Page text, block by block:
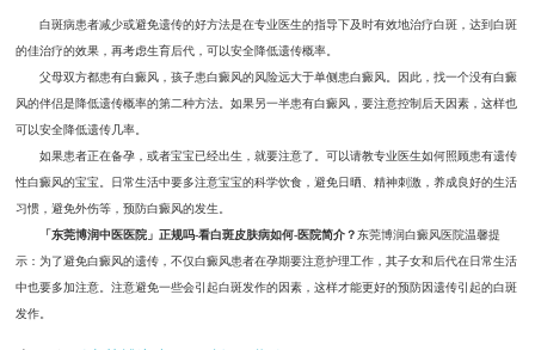
白斑病患者减少或避免遗传的好方法是在专业医生的指导下及时有效地治疗白斑，达到白斑
的佳治疗的效果，再考虑生育后代，可以安全降低遗传概率。
父母双方都患有白癜风，孩子患白癜风的风险远大于单侧患白癜风。因此，找一个没有白癜
风的伴侣是降低遗传概率的第二种方法。如果另一半患有白癜风，要注意控制后天因素，这样也
可以安全降低遗传几率。
如果患者正在备孕，或者宝宝已经出生，就要注意了。可以请教专业医生如何照顾患有遗传
性白癜风的宝宝。日常生活中要多注意宝宝的科学饮食，避免日晒、精神刺激，养成良好的生活
习惯，避免外伤等，预防白癜风的发生。
「东莞博润中医医院」正规吗-看白斑皮肤病如何-医院简介？东莞博润白癜风医院温馨提
示：为了避免白癜风的遗传，不仅白癜风患者在孕期要注意护理工作，其子女和后代在日常生活
中也要多加注意。注意避免一些会引起白斑发作的因素，这样才能更好的预防因遗传引起的白斑
发作。